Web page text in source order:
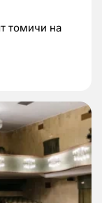
томичи на